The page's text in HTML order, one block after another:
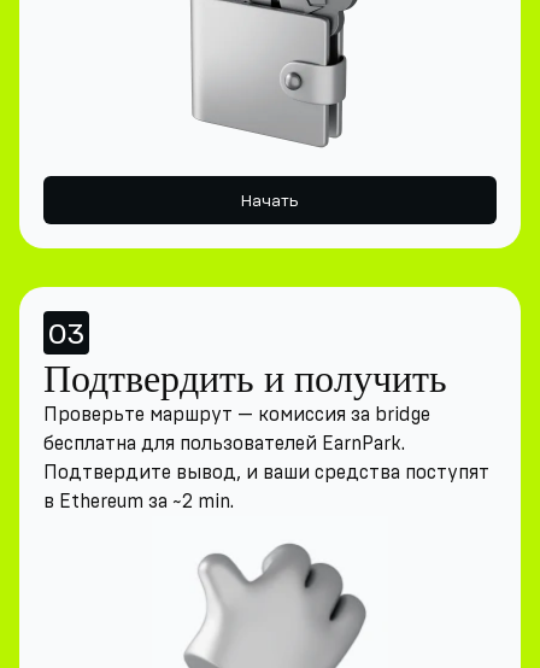
Начать
03
Подтвердить и получить
Проверьте маршрут — комиссия за bridge
бесплатна для пользователей EarnPark.
Подтвердите вывод, и ваши средства поступят
в Ethereum за ~2 min.